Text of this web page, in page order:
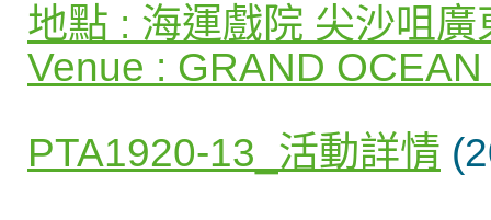
地點 : 海運戲院 尖沙咀廣
Venue : GRAND
PTA1920-13_活動詳情